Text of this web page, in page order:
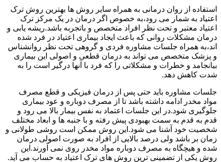
استفاده از روان درمانی به همراه سایر روش ها بهترین روش ترک
اعتیاد به شمار می رود،به خصوص اگر درمان در یک مرکز ترک
اعتیاد معتبر و تحت نظر افراد متخصص و باتجربه باشد.ریشه یابی و
درمان مشکلات روانی که باعث ایجاد بیماری اعتیاد در فرد شده
اند،به همراه جلسات مشاوره فردی و گروهی تحت نظر روانشناس
و پزشک متخصص می تواند به درمان قطعی و اصولی این بیماری
بیانجامد و خطرات و مشکلاتی را که فرد با آنها درگیر است را به
شدت کاهش دهد.
جلسات مشاوره باید حتی پس از درمان فیزیکی و قطع مصرف
مواد مخدر ادامه داشته باشد تا از مصرف دوباره و عود بیماری
جلوگیری شود.در این جلسات اعتماد به نفس بیمار بالا می رود و
قدم به قدم به سمت بهبودی پیش رفته و با جنبه ها و ابعاد مختلف
شخصیت خود آشنا می شود.این روش ممکن است روشی طولانی و
زمان بر باشد ولی درصد بالایی از افراد به صورت اصولی درمان
شده و هیچگاه به مصرف دوباره مواد مخدر روی نمی آورند.این
روش یکی از تضمینی ترین روش های ترک اعتیاد به حساب می آید.